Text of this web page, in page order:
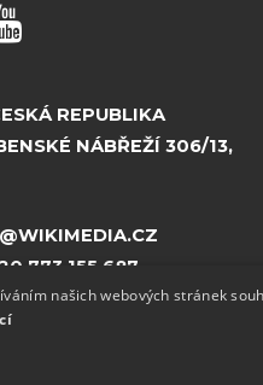
REPUBLIKA
NÁBŘEŽÍ 306/13,
773 155 687
našich webových stránek